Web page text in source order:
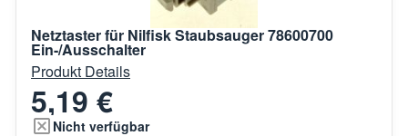
Netztaster für Nilfisk Staubsauger 78600700
Ein-/Ausschalter
Produkt Details
5,19 €
Nicht verfügbar